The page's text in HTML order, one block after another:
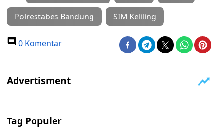
Polrestabes Bandung SIM Keliling
0 Komentar
Tag Populer